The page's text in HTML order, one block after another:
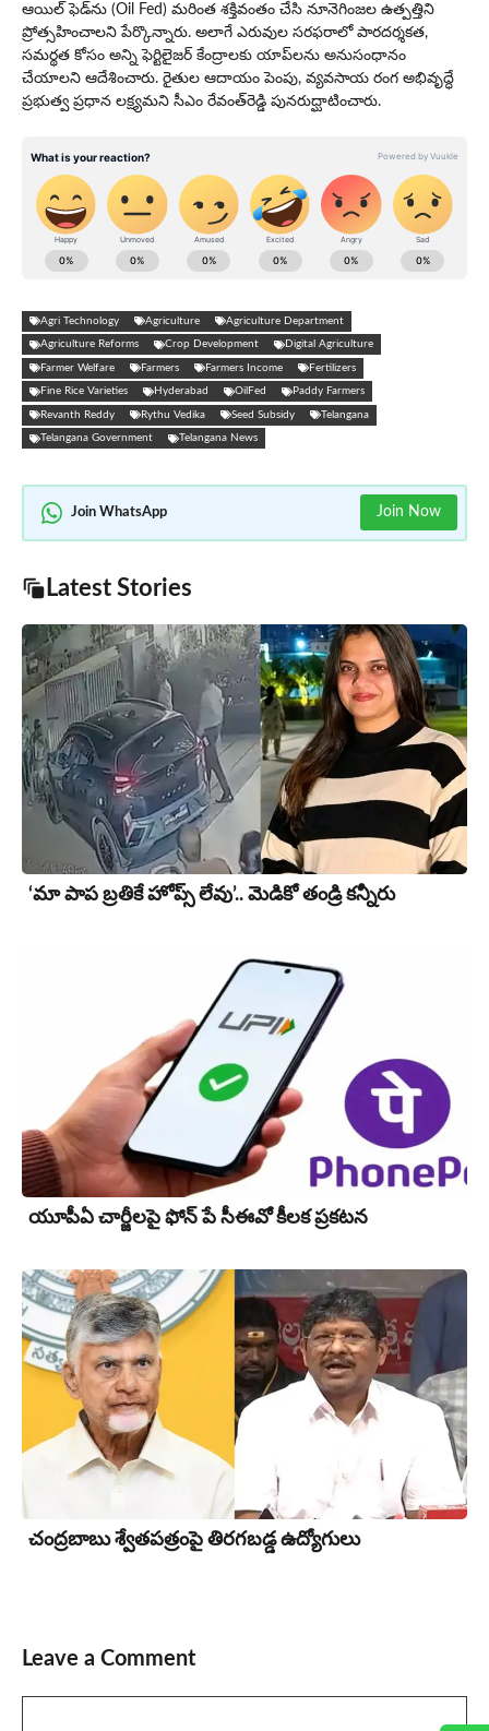
ఆయిల్‌ ఫెడ్‌ను (Oil Fed) మరింత శక్తివంతం చేసి నూనెగింజల ఉత్పత్తిని
ప్రోత్సహించాలని పేర్కొన్నారు. అలాగే ఎరువుల సరఫరాలో పారదర్శకత,
సమర్థత కోసం అన్ని ఫెర్టిలైజర్ కేంద్రాలకు యాప్‌లను అనుసంధానం
చేయాలని ఆదేశించారు. రైతుల ఆదాయం పెంపు, వ్యవసాయ రంగ అభివృద్ధే
ప్రభుత్వ ప్రధాన లక్ష్యమని సీఎం రేవంత్‌రెడ్డి పునరుద్ఘాటించారు.
Agri Technology Agriculture Agriculture Department
Agriculture Reforms Crop Development Digital Agriculture
Farmer Welfare Farmers Farmers Income Fertilizers
Fine Rice Varieties Hyderabad OilFed Paddy Farmers
Revanth Reddy Rythu Vedika Seed Subsidy Telangana
Telangana Government Telangana News
Join WhatsApp Join Now
Latest Stories
‘మా పాప బ్రతికే హోప్స్ లేవు’.. మెడికో తండ్రి కన్నీరు
యూపీఏ చార్జీల‌పై ఫోన్ పే సీఈవో కీల‌క ప్ర‌క‌ట‌న‌
చంద్రబాబు శ్వేతపత్రంపై తిర‌గ‌బ‌డ్డ ఉద్యోగులు
Leave a Comment